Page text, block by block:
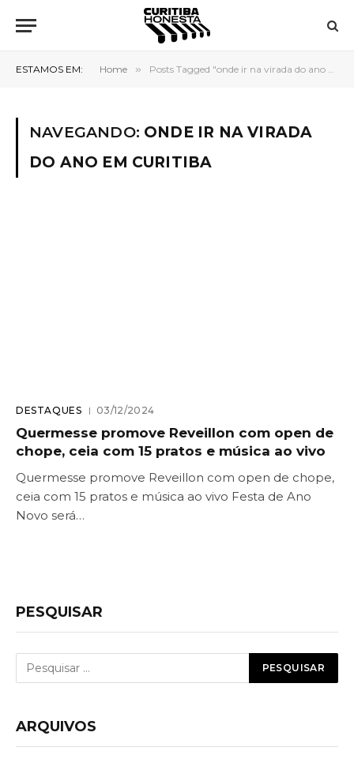
ESTAMOS EM: Home » Posts Tagged "onde ir na virada do ano em Curitiba"
NAVEGANDO: ONDE IR NA VIRADA
DO ANO EM CURITIBA
DESTAQUES 03/12/2024
Quermesse promove Reveillon com open de
chope, ceia com 15 pratos e música ao vivo
Quermesse promove Reveillon com open de chope,
ceia com 15 pratos e música ao vivo Festa de Ano
Novo será…
PESQUISAR
ARQUIVOS